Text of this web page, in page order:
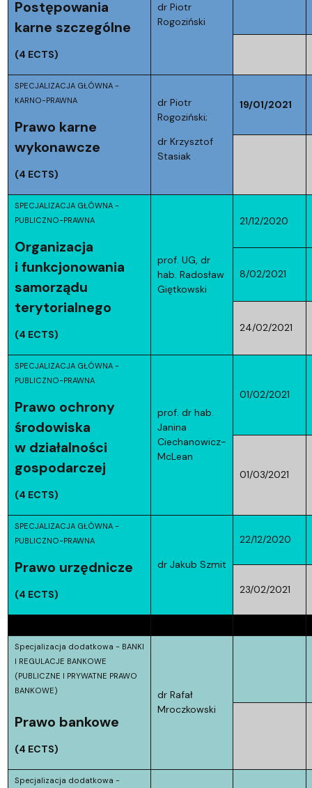
Postępowania
karne szczególne
(4 ECTS)
dr Piotr
Rogoziński
SPECJALIZACJA GŁÓWNA -
KARNO-PRAWNA
Prawo karne
wykonawcze
(4 ECTS)
dr Piotr
Rogoziński;
dr Krzysztof
Stasiak
19/01/2021
SPECJALIZACJA GŁÓWNA -
PUBLICZNO-PRAWNA
Organizacja
i funkcjonowania
samorządu
terytorialnego
(4 ECTS)
prof. UG, dr
hab. Radosław
Giętkowski
21/12/2020
8/02/2021
24/02/2021
SPECJALIZACJA GŁÓWNA -
PUBLICZNO-PRAWNA
Prawo ochrony
środowiska
w działalności
gospodarczej
(4 ECTS)
prof. dr hab.
Janina
Ciechanowicz-
McLean
01/02/2021
01/03/2021
SPECJALIZACJA GŁÓWNA -
PUBLICZNO-PRAWNA
Prawo urzędnicze
(4 ECTS)
dr Jakub Szmit
22/12/2020
23/02/2021
Specjalizacja dodatkowa - BANKI
I REGULACJE BANKOWE
(PUBLICZNE I PRYWATNE PRAWO
BANKOWE)
Prawo bankowe
(4 ECTS)
dr Rafał
Mroczkowski
Specjalizacja dodatkowa -